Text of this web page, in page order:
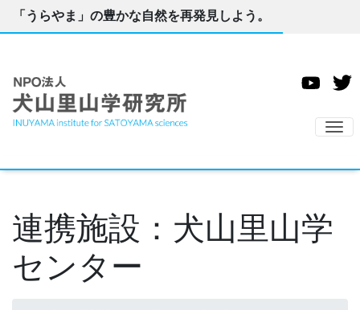
「うらやま」の豊かな自然を再発見しよう。
ナ
連携施設：犬山里山学
センター